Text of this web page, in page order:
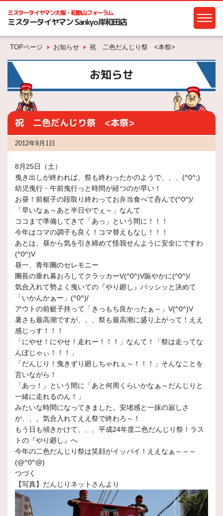
ミスタータイヤマン大阪・和歌山フォーラム
ミスタータイヤマン Sankyo岸和田店
TOPページ お知らせ 祝 二色だんじり祭 <本祭>
お知らせ
祝 二色だんじり祭 <本祭>
2012年9月1日
8月25日（土）
曳き出しが終われば、祭も終わったかのようで、、、(^0^;)
幼児曳行・午前曳行っと時間が経つのが早い！
お昼！前梃子の段取り終わってお弁当食べて呑んで(^0^)/
「早いなぁ～あと半日やでぇ～」なんて
ココまで準備してきて「あっ」という間に！！！
今年はコマの調子も良く！コマ替えもなし！！！
あとは、昼から気を引き締めて怪我せんように安全にですわ
(^0^)V
昼一、青年團のセレモニー
團長の垂れ幕おろしてクラッカーV(^0^)V賑やかに(^0^)/
気合入れて勢よく曳いての『やり廻し』バッシッと決めて
「いかんかぁー」(^0^)/
アウトの前梃子持って「きっもち良かったぁ～」V(^0^)V
暑さも最高潮ですが、、、祭も最高潮に盛り上がって！ええ
感じっす！！！
「にやせ！にやせ！走れー！！！」なんて！「祭は走ってな
んぼじゃぃ！！！」
「だんじり！曳きずり廻しちゃれぇ～！！！」そんなことを
言いながら！
「あっ！」という間に「あと何周くらいかなぁ～だんじりと
一緒に走れるのん！」
みたいな時間になってきました。安堵感と一抹の寂しさ
が、、、気合入れてええ祭で終わろ～！
もう日も傾きかけて、、、平成24年度二色だんじり祭！ラス
トの『やり廻し』へ
今年の二色だんじり祭は笑顔がイッパイ！ええなぁ～～～
(@^0^@)
つづく
【写真】だんじりネットさんより